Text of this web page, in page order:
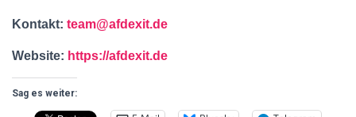
Kontakt: team@afdexit.de
Website: https://afdexit.de
Sag es weiter: